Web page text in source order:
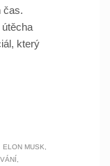
čas.
který
ELON MUSK